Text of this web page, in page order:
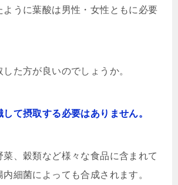
ように葉酸は男性・女性ともに必要
た方が良いのでしょうか。
て摂取する必要はありません。
、穀類など様々な食品に含まれて
細菌によっても合成されます。